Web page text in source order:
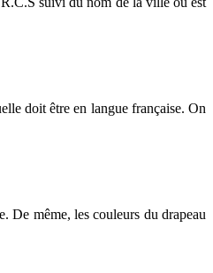
doit être en langue française. On
De même, les couleurs du drapeau